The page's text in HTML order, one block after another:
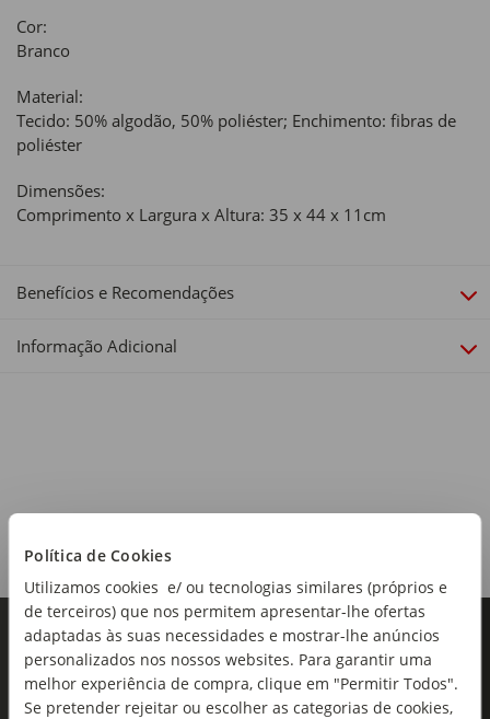
Política de Cookies
Utilizamos cookies e/ ou tecnologias similares (próprios e
de terceiros) que nos permitem apresentar-lhe ofertas
adaptadas às suas necessidades e mostrar-lhe anúncios
personalizados nos nossos websites. Para garantir uma
melhor experiência de compra, clique em "Permitir Todos".
Se pretender rejeitar ou escolher as categorias de cookies,
Cor:
Branco
Material:
Tecido: 50% algodão, 50% poliéster; Enchimento: fibras de
poliéster
Dimensões:
Comprimento x Largura x Altura: 35 x 44 x 11cm
Benefícios e Recomendações
Informação Adicional